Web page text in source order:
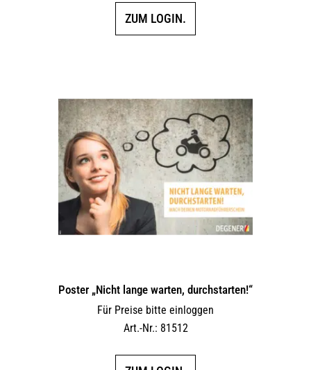
ZUM LOGIN.
Poster „Nicht lange warten, durchstarten!“
Für Preise bitte einloggen
Art.-Nr.: 81512